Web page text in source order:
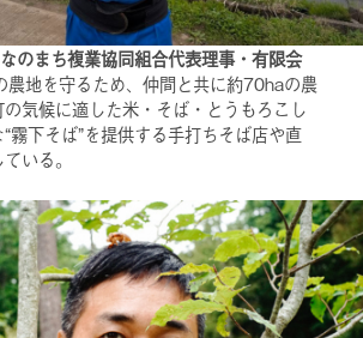
のまち複業協同組合代表理事・有限会
地を守るため、仲間と共に約70haの農
気候に適した米・そば・とうもろこし
霧下そば”を提供する手打ちそば店や直
いる。